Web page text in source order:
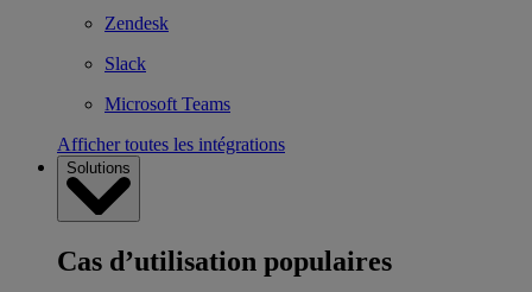
Zendesk
Slack
Microsoft Teams
Afficher toutes les intégrations
Solutions
Cas d’utilisation populaires